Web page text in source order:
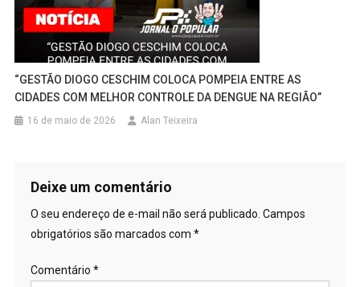
“GESTÃO DIOGO CESCHIM COLOCA POMPEIA ENTRE AS
CIDADES COM MELHOR CONTROLE DA DENGUE NA REGIÃO”
16 de maio de 2026 Alan Teixeira
Deixe um comentário
O seu endereço de e-mail não será publicado. Campos
obrigatórios são marcados com *
Comentário *